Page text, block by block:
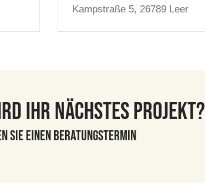
Kampstraße 5, 26789 Leer
Ihr nächstes Projekt?
Sie einen Beratungstermin